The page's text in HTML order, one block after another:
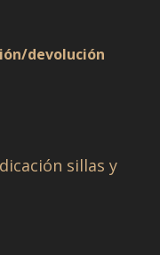
devolución
sillas y